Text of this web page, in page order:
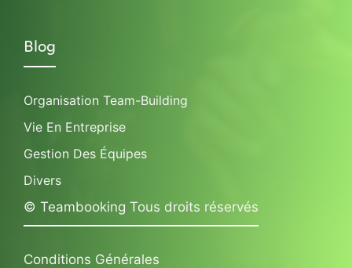
Blog
Organisation Team-Building
Vie En Entreprise
Gestion Des Équipes
Divers
© Teambooking Tous droits réservés
Conditions Générales